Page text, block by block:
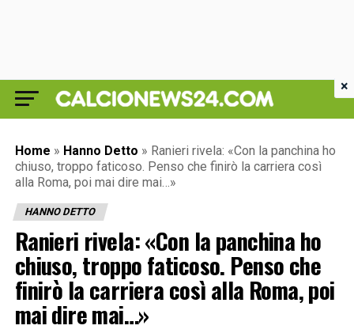
Home » Hanno Detto » Ranieri rivela: «Con la panchina ho
chiuso, troppo faticoso. Penso che finirò la carriera così
alla Roma, poi mai dire mai…»
HANNO DETTO
Ranieri rivela: «Con la panchina ho
chiuso, troppo faticoso. Penso che
finirò la carriera così alla Roma, poi
mai dire mai…»
×